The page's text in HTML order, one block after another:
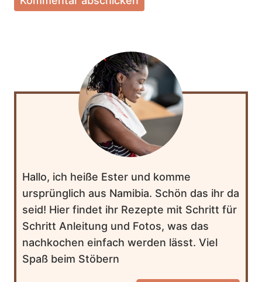
Hallo, ich heiße Ester und komme
ursprünglich aus Namibia. Schön das ihr da
seid! Hier findet ihr Rezepte mit Schritt für
Schritt Anleitung und Fotos, was das
nachkochen einfach werden lässt. Viel
Spaß beim Stöbern